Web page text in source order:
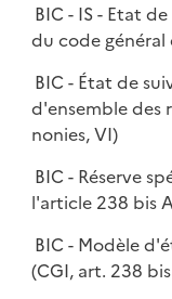
BIC - IS - Etat
du code
BIC - État de
d'ensemble des
nonies, VI)
BIC - Réserve
l'article 238 bis
BIC - Modèle
(CGI, art. 238 bis